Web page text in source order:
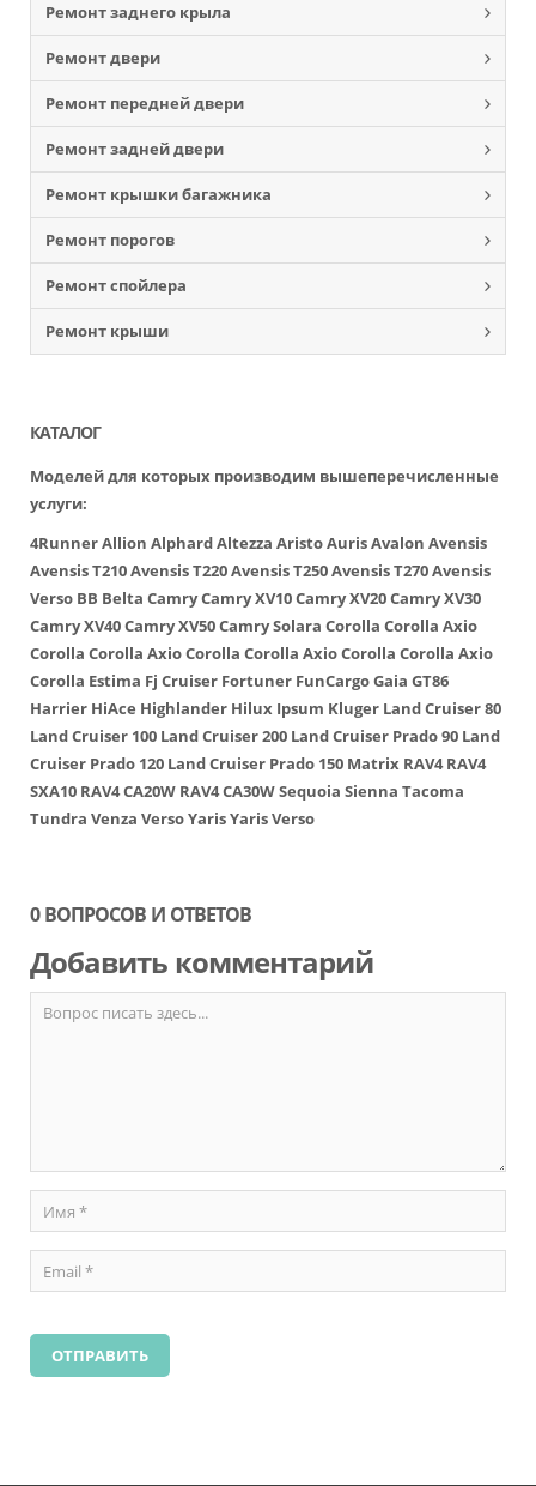
Ремонт заднего крыла
Ремонт двери
Ремонт передней двери
Ремонт задней двери
Ремонт крышки багажника
Ремонт порогов
Ремонт спойлера
Ремонт крыши
КАТАЛОГ
Моделей для которых производим вышеперечисленные
услуги:
4RunnerAllion AlphardAltezza AristoAurisAvalon Avensis
Avensis T210Avensis T220Avensis T250Avensis T270Avensis
Verso BB Belta CamryCamry XV10Camry XV20Camry XV30
Camry XV40Camry XV50Camry Solara Corolla Corolla Axio
Corolla Corolla AxioCorolla Corolla AxioCorolla Corolla Axio
Corolla Estima Fj Cruiser Fortuner FunCargoGaia GT86
Harrier HiAce Highlander Hilux Ipsum Kluger Land Cruiser 80
Land Cruiser 100 Land Cruiser 200 Land Cruiser Prado 90 Land
Cruiser Prado 120 Land Cruiser Prado 150 Matrix RAV4 RAV4
SXA10 RAV4 CA20W RAV4 CA30WSequoia Sienna Tacoma
Tundra Venza VersoYarisYaris Verso
0 ВОПРОСОВ И ОТВЕТОВ
Добавить комментарий